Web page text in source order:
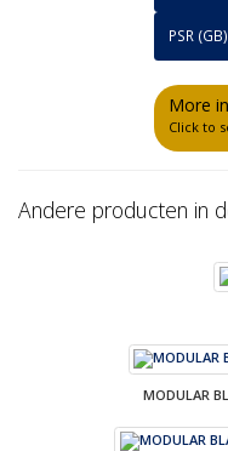
PSR (GB)
More
Click to
Andere producten in
MODULAR